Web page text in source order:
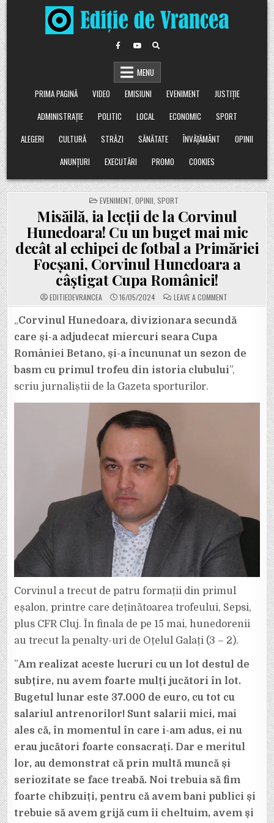
Skip
to
content
MENU
PRIMA PAGINĂ
VIDEO EMISIUNI EVENIMENT
JUSTIȚIE
ADMINISTRAȚIE
POLITIC LOCAL ECONOMIC
SPORT
ALEGERI
CULTURĂ STRĂZI SĂNĂTATE ÎNVĂȚĂMÂNT
OPINII
ANUNȚURI
EXECUTĂRI PROMO COOKIES
POSTED
IN
EVENIMENT OPINII SPORT
Misăilă, ia lecții de la Corvinul
Hunedoara! Cu un buget mai mic
decât al echipei de fotbal a Primăriei
Focșani, Corvinul Hunedoara a
câștigat Cupa României!
EDITIEDEVRANCEA 16/05/2024 LEAVE A COMMENT
MISĂILĂ,
LECȚII
DE
HUNEDOARA!
CU
BUGET
MAI
„Corvinul Hunedoara, divizionara secundă
care și-a adjudecat miercuri seara Cupa
României Betano, și-a încununat un sezon de
basm cu primul trofeu din istoria clubului”,
scriu jurnaliștii de la Gazeta sporturilor.
Corvinul a trecut de patru formații din primul
eșalon, printre care deținătoarea trofeului, Sepsi,
plus CFR Cluj. În finala de pe 15 mai, hunedorenii
au trecut la penalty-uri de Oțelul Galați (3 – 2).
”Am realizat aceste lucruri cu un lot destul de
subțire, nu avem foarte mulți jucători în lot.
Bugetul lunar este 37.000 de euro, cu tot cu
salariul antrenorilor! Sunt salarii mici, mai
ales că, în momentul în care i-am adus, ei nu
erau jucători foarte consacrați. Dar e meritul
lor, au demonstrat că prin multă muncă și
seriozitate se face treabă. Noi trebuia să fim
foarte chibzuiți, pentru că avem bani publici și
trebuie să avem grijă cum îi cheltuim, avem și